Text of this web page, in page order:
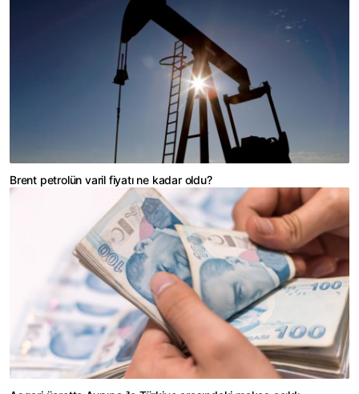
Brent petrolün varil fiyatı ne kadar oldu?